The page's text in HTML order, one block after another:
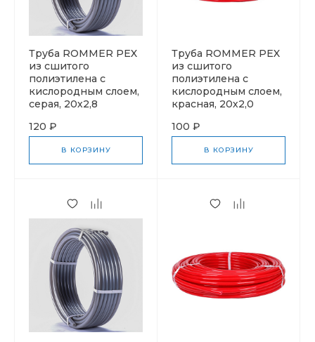
Труба ROMMER PEX
из сшитого
полиэтилена с
кислородным слоем,
серая, 20х2,8
120 ₽
В КОРЗИНУ
Труба ROMMER PEX
из сшитого
полиэтилена с
кислородным слоем,
красная, 20х2,0
100 ₽
В КОРЗИНУ